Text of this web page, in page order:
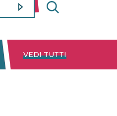
DISNEY+ NETFLIX
VEDI TUTTI